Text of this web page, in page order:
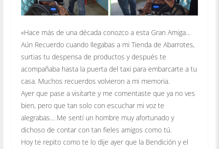
«Hace más de una década conozco a esta Gran Amiga…
Aún Recuerdo cuando llegabas a mi Tienda de Abarrotes,
surtias tu despensa de productos y después te
acompañaba hasta la puerta del taxi para embarcarte a tu
casa. Muchos recuerdos volvieron a mi memoria.
Ayer que pase a visitarte y me comentaste que ya no ves
bien, pero que tan solo con escuchar mi voz te
alegrabas… Me sentí un hombre muy afortunado y
dichoso de contar con tan fieles amigos como tú.
Hoy te repito como te lo dije ayer que la Bendición y el